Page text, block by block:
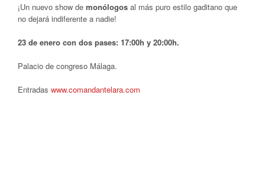
¡Un nuevo show de monólogos al más puro estilo gaditano que
no dejará indiferente a nadie!
23 de enero con dos pases: 17:00h y 20:00h.
Palacio de congreso Málaga.
Entradas www.comandantelara.com